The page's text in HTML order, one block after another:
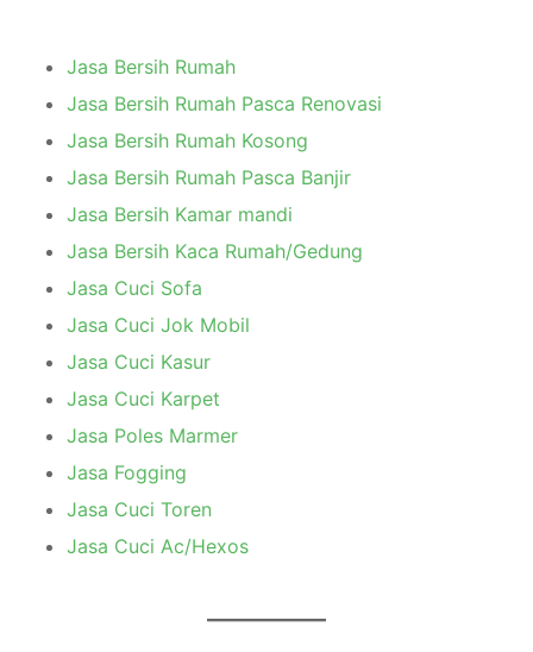
Jasa Bersih Rumah
Jasa Bersih Rumah Pasca Renovasi
Jasa Bersih Rumah Kosong
Jasa Bersih Rumah Pasca Banjir
Jasa Bersih Kamar mandi
Jasa Bersih Kaca Rumah/Gedung
Jasa Cuci Sofa
Jasa Cuci Jok Mobil
Jasa Cuci Kasur
Jasa Cuci Karpet
Jasa Poles Marmer
Jasa Fogging
Jasa Cuci Toren
Jasa Cuci Ac/Hexos